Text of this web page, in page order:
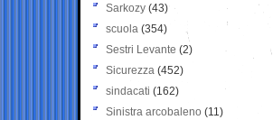
Sarkozy (43)
scuola (354)
Sestri Levante (2)
Sicurezza (452)
sindacati (162)
Sinistra arcobaleno (11)